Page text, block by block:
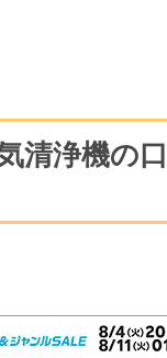
清浄機の